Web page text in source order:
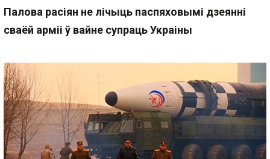
Палова расіян не лічыць паспяховымі дзеянні
сваёй арміі ў вайне супраць Украіны